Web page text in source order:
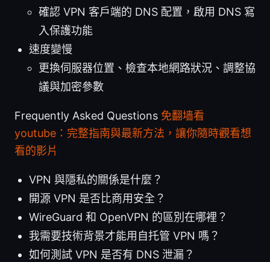
確認 VPN 客戶端的 DNS 配置，啟用 DNS 寫
入保護功能
速度變慢
更換伺服器位置、檢查本地網路狀況、調整協
議與加密參數
Frequently Asked Questions 免翻墙看
youtube：完整指南與最新方法，讓你隨時觀看想
看的影片
VPN 與隱私的關係是什麼？
開源 VPN 是否比商用安全？
WireGuard 和 OpenVPN 的區別在哪裡？
我需要技術背景才能用自托管 VPN 嗎？
如何測試 VPN 是否有 DNS 泄漏？